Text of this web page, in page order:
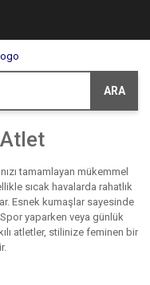
ARA
Atlet
tamamlayan mükemmel
sıcak havalarda rahatlık
Esnek kumaşlar sayesinde
yaparken veya günlük
atletler, stilinize feminen bir